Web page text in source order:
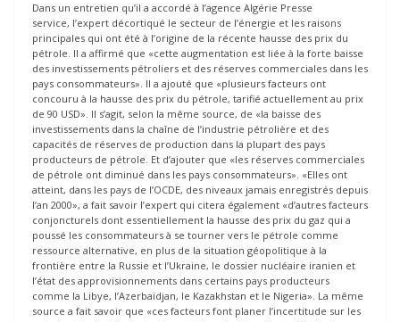
Dans un entretien qu’il a accordé à l’agence Algérie Presse
service, l’expert décortiqué le secteur de l’énergie et les raisons
principales qui ont été à l’origine de la récente hausse des prix du
pétrole. Il a affirmé que «cette augmentation est liée à la forte baisse
des investissements pétroliers et des réserves commerciales dans les
pays consommateurs». Il a ajouté que «plusieurs facteurs ont
concouru à la hausse des prix du pétrole, tarifié actuellement au prix
de 90 USD». Il s’agit, selon la même source, de «la baisse des
investissements dans la chaîne de l’industrie pétrolière et des
capacités de réserves de production dans la plupart des pays
producteurs de pétrole. Et d’ajouter que «les réserves commerciales
de pétrole ont diminué dans les pays consommateurs». «Elles ont
atteint, dans les pays de l’OCDE, des niveaux jamais enregistrés depuis
l’an 2000», a fait savoir l’expert qui citera également «d’autres facteurs
conjoncturels dont essentiellement la hausse des prix du gaz qui a
poussé les consommateurs à se tourner vers le pétrole comme
ressource alternative, en plus de la situation géopolitique à la
frontière entre la Russie et l’Ukraine, le dossier nucléaire iranien et
l’état des approvisionnements dans certains pays producteurs
comme la Libye, l’Azerbaïdjan, le Kazakhstan et le Nigeria». La même
source a fait savoir que «ces facteurs font planer l’incertitude sur les